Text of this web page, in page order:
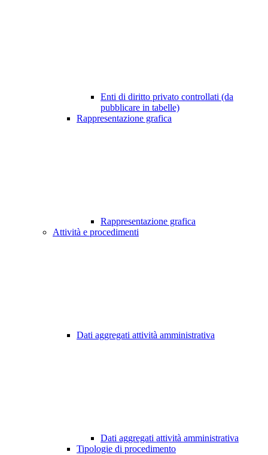
Enti di diritto privato controllati (da
pubblicare in tabelle)
Rappresentazione grafica
Rappresentazione grafica
Attività e procedimenti
Dati aggregati attività amministrativa
Dati aggregati attività amministrativa
Tipologie di procedimento